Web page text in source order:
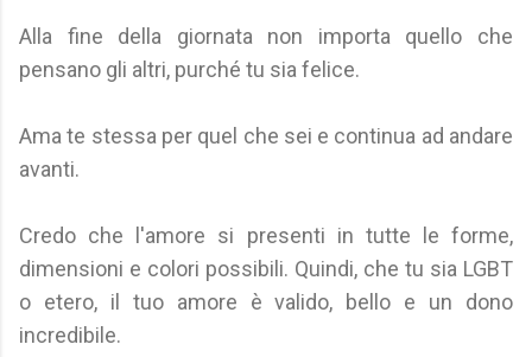
Alla fine della giornata non importa quello che
pensano gli altri, purché tu sia felice.
Ama te stessa per quel che sei e continua ad andare
avanti.
Credo che l'amore si presenti in tutte le forme,
dimensioni e colori possibili. Quindi, che tu sia LGBT
o etero, il tuo amore è valido, bello e un dono
incredibile.